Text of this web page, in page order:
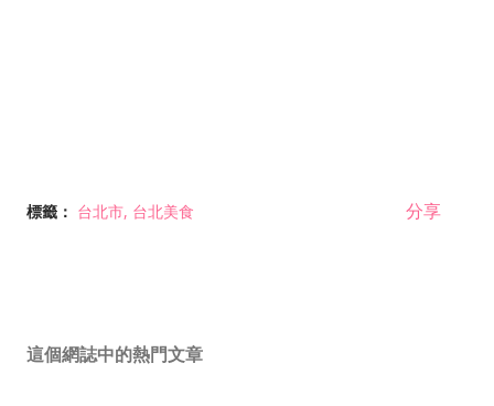
標籤： 台北市 台北美食 分享
這個網誌中的熱門文章